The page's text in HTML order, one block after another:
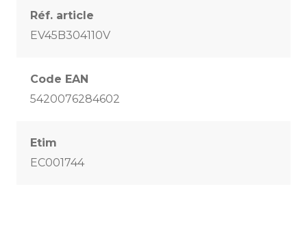
Réf. article
EV45B304110V
Code EAN
5420076284602
Etim
EC001744